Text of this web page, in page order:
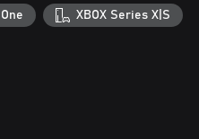
XBOX Series X|S